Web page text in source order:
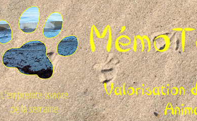
L'empreinte sonore
de la semaine